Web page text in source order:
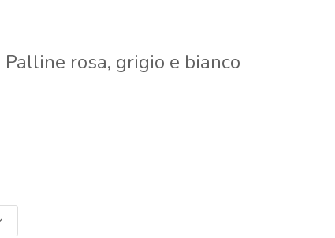
rosa, grigio e bianco